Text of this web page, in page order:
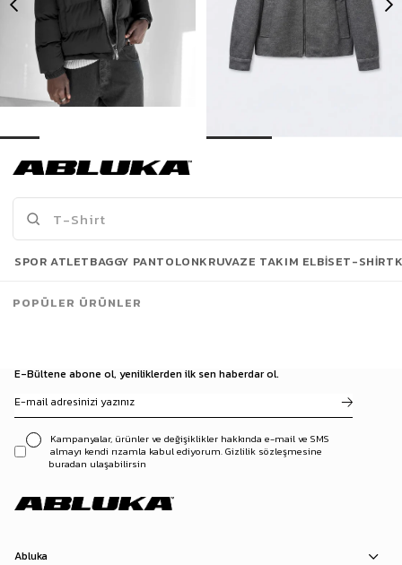
1.572,42 TL
1.849,90 TL
Son Bakılanlar
E-Bültene abone ol, yeniliklerden ilk sen haberdar ol.
Kampanyalar, ürünler ve değişiklikler hakkında e-mail ve SMS
almayı kendi rızamla kabul ediyorum. Gizlilik sözleşmesine
buradan ulaşabilirsin
Abluka
SPOR ATLETBAGGY PANTOLONKRUVAZE TAKIM ELBISET-SHIRT
POPÜLER ÜRÜNLER